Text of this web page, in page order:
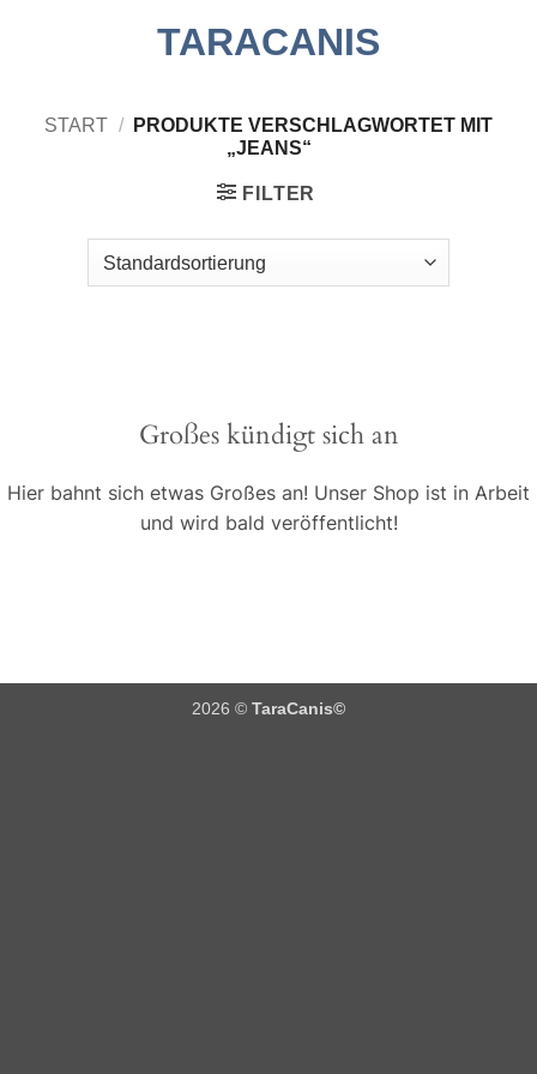
TARACANIS
START /
PRODUKTE VERSCHLAGWORTET MIT
„JEANS“
FILTER
Großes kündigt sich an
Hier bahnt sich etwas Großes an! Unser Shop ist in Arbeit
und wird bald veröffentlicht!
2026 © TaraCanis©